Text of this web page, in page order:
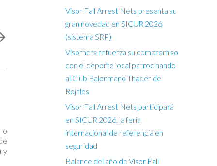
o
y
Visor Fall Arrest Nets presenta su
gran novedad en SICUR 2026
(sistema SRP)
Visornets refuerza su compromiso
con el deporte local patrocinando
al Club Balonmano Thader de
Rojales
Visor Fall Arrest Nets participará
en SICUR 2026, la feria
internacional de referencia en
seguridad
Balance del año de Visor Fall